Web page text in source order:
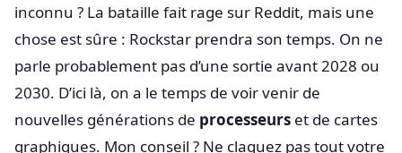
inconnu ? La bataille fait rage sur Reddit, mais une
chose est sûre : Rockstar prendra son temps. On ne
parle probablement pas d’une sortie avant 2028 ou
2030. D’ici là, on a le temps de voir venir de
nouvelles générations de processeurs et de cartes
graphiques. Mon conseil ? Ne claquez pas tout votre